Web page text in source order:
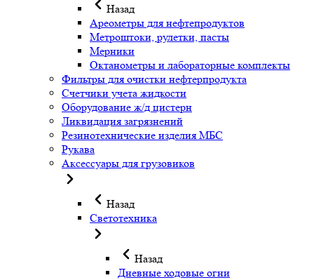
Назад
Ареометры для нефтепродуктов
Метроштоки, рулетки, пасты
Мерники
Октанометры и лабораторные комплекты
Фильтры для очистки нефтерпродукта
Счетчики учета жидкости
Оборудование ж/д цистерн
Ликвидация загрязнений
Резинотехнические изделия МБС
Рукава
Аксессуары для грузовиков
Назад
Светотехника
Назад
Дневные ходовые огни